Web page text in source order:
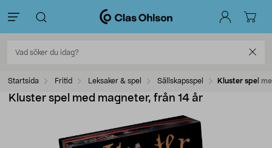
Startsida Fritid Leksaker & spel Sällskapsspel Kluster spel
Kluster spel med magneter, från 14 år